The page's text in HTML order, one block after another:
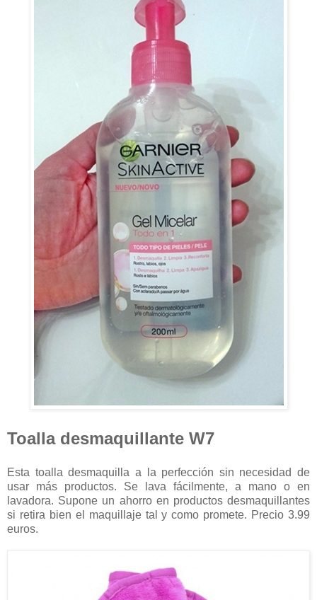
Toalla desmaquillante W7
Esta toalla desmaquilla a la perfección sin necesidad de
usar más productos. Se lava fácilmente, a mano o en
lavadora. Supone un ahorro en productos desmaquillantes
si retira bien el maquillaje tal y como promete. Precio 3.99
euros.